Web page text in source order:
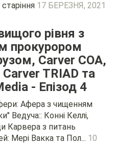
17 БЕРЕЗНЯ, 2021
рівня з
прокурором
Carver COA,
TRIAD та
- Епізод 4
Афера з чищенням
Ведуча:: Конні Келлі,
Карвера з питань
Мері Вакка та Пол... 10